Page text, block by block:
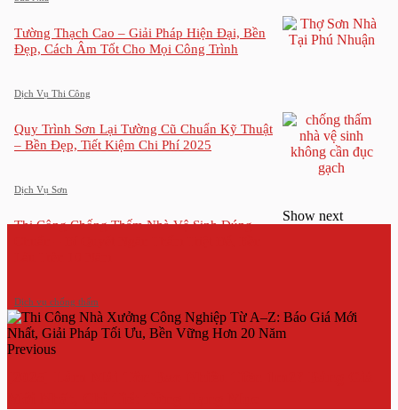
Tường Thạch Cao – Giải Pháp Hiện Đại, Bền
Đẹp, Cách Âm Tốt Cho Mọi Công Trình
Dịch Vụ Thi Công
Quy Trình Sơn Lại Tường Cũ Chuẩn Kỹ Thuật
– Bền Đẹp, Tiết Kiệm Chi Phí 2025
Dịch Vụ Sơn
Thi Công Chống Thấm Nhà Vệ Sinh Đúng
Dịch vụ chống thấm
Show next
Previous